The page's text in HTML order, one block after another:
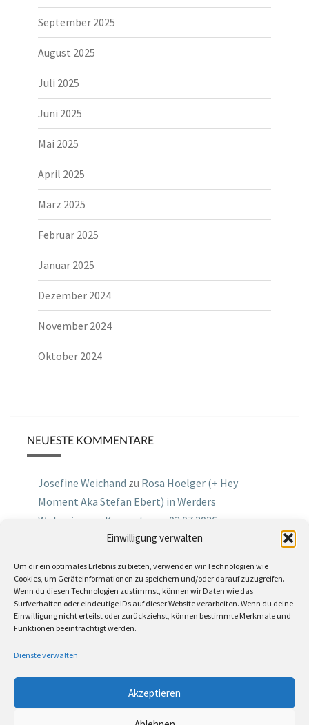
Einwilligung verwalten
Um dir ein optimales Erlebnis zu bieten, verwenden wir Technologien wie
Cookies, um Geräteinformationen zu speichern und/oder darauf zuzugreifen.
Wenn du diesen Technologien zustimmst, können wir Daten wie das
Surfverhalten oder eindeutige IDs auf dieser Website verarbeiten. Wenn du deine
Einwilligung nicht erteilst oder zurückziehst, können bestimmte Merkmale und
Funktionen beeinträchtigt werden.
Dienste verwalten
Akzeptieren
September 2025
August 2025
Juli 2025
Juni 2025
Mai 2025
April 2025
März 2025
Februar 2025
Januar 2025
Dezember 2024
November 2024
Oktober 2024
NEUESTE KOMMENTARE
Josefine Weichand zu Rosa Hoelger (+ Hey
Moment Aka Stefan Ebert) in Werders
Wohnzimmer Konzerte am 03.07.2026
Podcast Nr.01 vom 08.09.2025 mit Joe Astray
MIRI IN THE GREENzuMiri in the Green in der
Hemingway Lounge, am 30.05.2026
MollezuInterview mit dem Vinylexpress zum
8ten Vinylflohmarkt am 16.05.2026